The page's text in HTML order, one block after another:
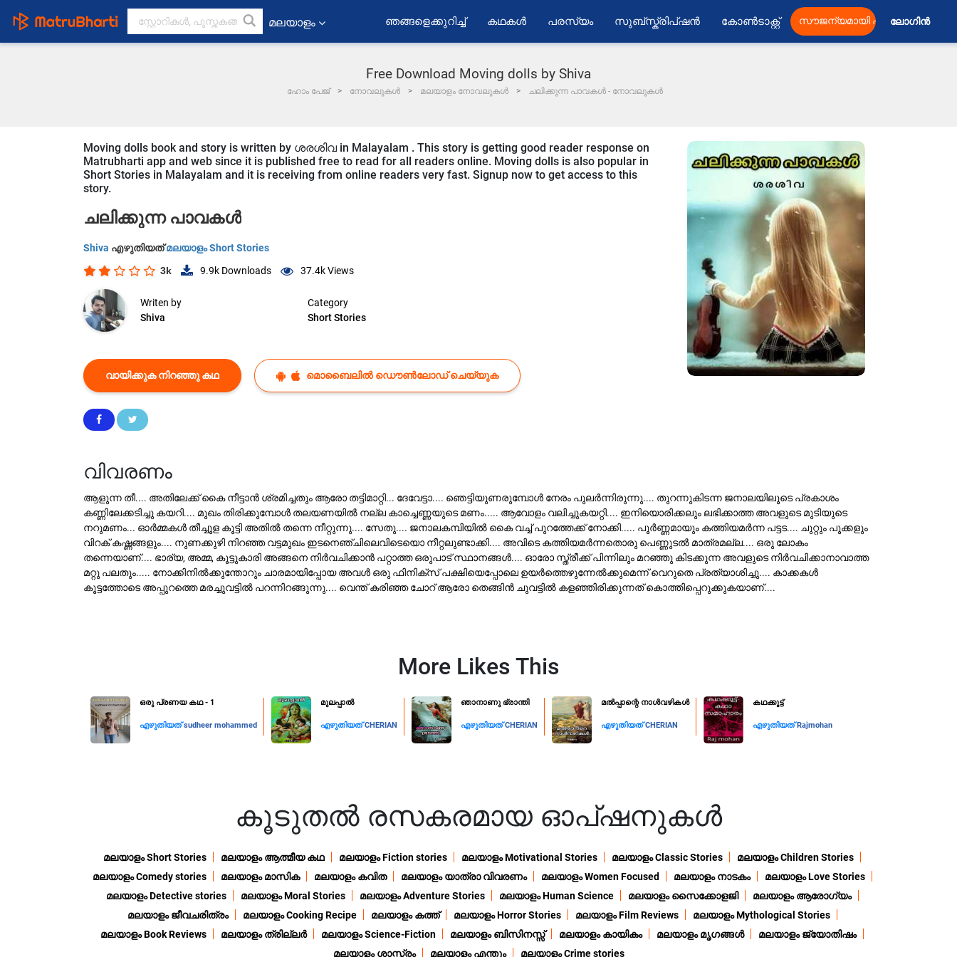
മലയാളം ഞങ്ങളെക്കുറിച്ച് കഥകൾ പരസ്യം സുബ്സ്ക്രിപ്ഷൻ കോൺടാക്റ്റ് സൗജന്യമായി ലോഗിൻ
Free Download Moving dolls by Shiva
ഹോം പേജ് നോവലുകൾ മലയാളം നോവലുകൾ ചലിക്കുന്ന പാവകൾ - നോവലുകൾ
Moving dolls book and story is written by ശരശിവ in Malayalam . This story is getting good reader response on
Matrubharti app and web since it is published free to read for all readers online. Moving dolls is also popular in
Short Stories in Malayalam and it is receiving from online readers very fast. Signup now to get access to this
story.
ചലിക്കുന്ന പാവകൾ
Shiva എഴുതിയത്മലയാളം Short Stories
3k 9.9k Downloads 37.4kViews
Writen by
Shiva
Category
Short Stories
വായിക്കുക നിറഞ്ഞു കഥ മൊബൈലിൽ ഡൌൺലോഡ് ചെയ്യുക
വിവരണം
ആളുന്ന തീ.... അതിലേക്ക് കൈ നീട്ടാൻ ശ്രമിച്ചതും ആരോ തട്ടിമാറ്റി... ദേവേട്ടാ.... ഞെട്ടിയുണരുമ്പോൾ നേരം പുലർന്നിരുന്നു.... തുറന്നുകിടന്ന ജനാലയിലൂടെ പ്രകാശം
കണ്ണിലേക്കടിച്ചു കയറി.... മുഖം തിരിക്കുമ്പോൾ തലയണയിൽ നല്ല കാച്ചെണ്ണയുടെ മണം..... ആവോളം വലിച്ചുകയറ്റി.... ഇനിയൊരിക്കലും ലഭിക്കാത്ത അവളുടെ മുടിയുടെ
നറുമണം... ഓർമ്മകൾ തീച്ചൂള കൂട്ടി അതിൽ തന്നെ നീറ്റുന്നു.... സേതു.... ജനാലകമ്പിയിൽ കൈ വച്ച് പുറത്തേക്ക് നോക്കി..... പൂർണ്ണമായും കത്തിയമർന്ന പട്ടട.... ചുറ്റും പൂക്കളും
വിറക് കഷ്ണങ്ങളും.... നുണക്കുഴി നിറഞ്ഞ വട്ടമുഖം ഇടനെഞ്ചിലെവിടെയൊ നീറ്റലുണ്ടാക്കി.... അവിടെ കത്തിയമർന്നതൊരു പെണ്ണുടൽ മാത്രമല്ല.... ഒരു ലോകം
തന്നെയാണ്.... ഭാര്യ, അമ്മ, കൂട്ടുകാരി അങ്ങനെ നിർവചിക്കാൻ പറ്റാത്ത ഒരുപാട് സ്ഥാനങ്ങൾ.... ഓരോ സ്ത്രീക്ക് പിന്നിലും മറഞ്ഞു കിടക്കുന്ന അവളുടെ നിർവചിക്കാനാവാത്ത
മറ്റു പലതും..... നോക്കിനിൽക്കുന്തോറും ചാരമായിപ്പോയ അവൾ ഒരു ഫിനിക്സ് പക്ഷിയെപ്പോലെ ഉയർത്തെഴുന്നേൽക്കുമെന്ന് വെറുതെ പ്രത്യാശിച്ചു.... കാക്കകൾ
കൂട്ടത്തോടെ അപ്പുറത്തെ മരച്ചുവട്ടിൽ പറന്നിറങ്ങുന്നു.... വെന്ത് കരിഞ്ഞ ചോറ് ആരോ തെങ്ങിൻ ചുവട്ടിൽ കളഞ്ഞിരിക്കുന്നത് കൊത്തിപ്പെറുക്കുകയാണ്....
More Likes This
ഒരു പ്രണയ കഥ - 1
എഴുതിയത്sudheer mohammed
മുലപ്പാൽ
എഴുതിയത്CHERIAN
ഞാനാണു ഭ്രാന്തി
എഴുതിയത്CHERIAN
മൽപ്പാന്റെ നാൾവഴികൾ
എഴുതിയത്CHERIAN
കഥക്കൂട്ട്
എഴുതിയത്Rajmohan
കൂടുതൽ രസകരമായ ഓപ്ഷനുകൾ
മലയാളം Short Stories മലയാളം ആത്മീയ കഥ മലയാളം Fiction stories മലയാളം Motivational Stories മലയാളം Classic Stories
മലയാളം Children Stories
മലയാളം Comedy stories
മലയാളം മാസിക മലയാളം കവിത മലയാളം യാത്രാ വിവരണം മലയാളം Women Focused മലയാളം നാടകം
മലയാളം Love Stories
മലയാളം Detective stories
മലയാളം Moral Stories മലയാളം Adventure Stories മലയാളം Human Science മലയാളം സൈക്കോളജി
മലയാളം ആരോഗ്യം
മലയാളം ജീവചരിത്രം
മലയാളം Cooking Recipe മലയാളം കത്ത് മലയാളം Horror Stories മലയാളം Film Reviews
മലയാളം Mythological Stories
മലയാളം Book Reviews
മലയാളം ത്രില്ലർ മലയാളം Science-Fiction മലയാളം ബിസിനസ്സ് മലയാളം കായികം മലയാളം മൃഗങ്ങൾ
മലയാളം ജ്യോതിഷം
മലയാളം ശാസ്ത്രം
മലയാളം എന്തും മലയാളം Crime stories